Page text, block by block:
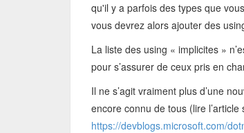
qu'il y a parfois des types que
vous devrez alors ajouter des
La liste des using « implicites »
pour s’assurer de ceux pris en
Il ne s’agit vraiment plus d’une
encore connu de tous (lire
https://devblogs.microsoft.com/